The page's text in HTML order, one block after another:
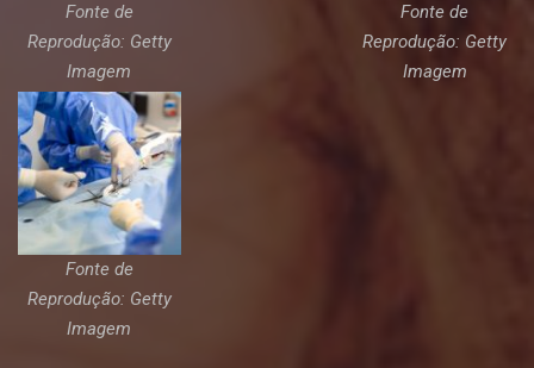
Fonte de
Reprodução: Getty
Imagem
Fonte de
Reprodução: Getty
Imagem
Fonte de
Reprodução: Getty
Imagem